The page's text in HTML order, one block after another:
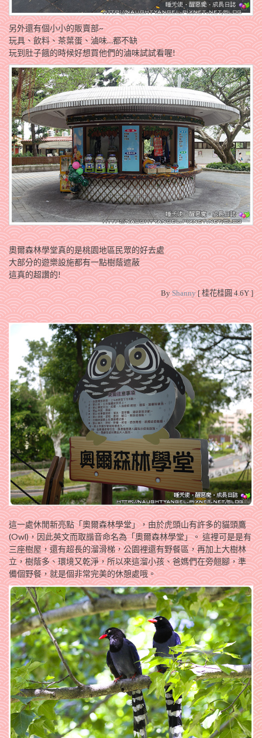
另外還有個小小的販賣部~
玩具、飲料、茶葉蛋、滷味…都不缺
玩到肚子餓的時候好想買他們的滷味試試看喔!
奧爾森林學堂真的是桃園地區民眾的好去處
大部分的遊樂設施都有一點樹蔭遮蔽
這真的超讚的!
ByShanny[ 桂花桂圓 4.6Y ]
這一處休閒新亮點「奧爾森林學堂」，由於虎頭山有許多的貓頭鷹
(Owl)，因此英文而取諧音命名為「奧爾森林學堂」。 這裡可是是有
三座樹屋，還有超長的溜滑梯，公園裡還有野餐區，再加上大樹林
立，樹蔭多、環境又乾淨，所以來這溜小孩、爸媽們在旁翹腳，準
備個野餐，就是個非常完美的休憩處哦。